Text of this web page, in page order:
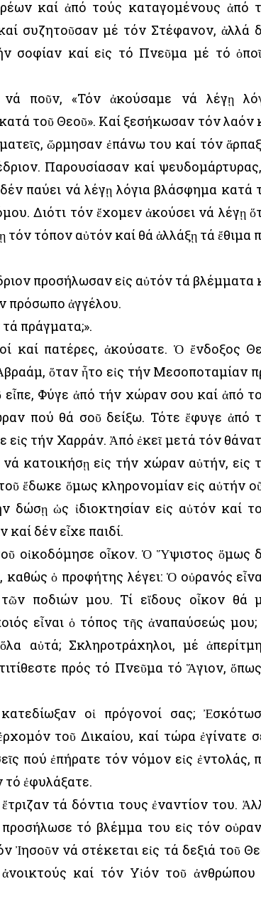
καί ἀπό τούς καταγομένους ἀπό
συζητοῦσαν μέ τόν Στέφανον, ἀλλά
σοφίαν καί εἰς τό Πνεῦμα μέ τό
ποῦν, «Τόν ἀκούσαμε νά λέγῃ
τοῦ Θεοῦ». Καί ξεσήκωσαν τόν λαόν
ὥρμησαν ἐπάνω του καί τόν
Παρουσίασαν καί
παύει νά λέγῃ λόγια βλάσφημα κατά
Διότι τόν ἔχομεν ἀκούσει νά λέγῃ
τόπον αὐτόν καί θά ἀλλάξῃ τά ἔθιμα
προσήλωσαν εἰς αὐτόν τά βλέμματα
πρόσωπο ἀγγέλου.
πράγματα;».
καί πατέρες, ἀκούσατε. Ὁ ἔνδοξος
ὅταν ἦτο εἰς τήν Μεσοποταμίαν
εἶπε, Φύγε ἀπό τήν χώραν σου καί ἀπό
πού θά σοῦ δείξω. Τότε ἔφυγε ἀπό
τήν Χαρράν. Ἀπό ἐκεῖ μετά τόν
κατοικήσῃ εἰς τήν χώραν αὐτήν, εἰς
ἔδωκε ὅμως κληρονομίαν εἰς αὐτήν
δώσῃ ὡς ἰδιοκτησίαν εἰς αὐτόν καί
δέν εἶχε παιδί.
οἰκοδόμησε οἶκον. Ὁ Ὕψιστος ὅμως
καθώς ὁ προφήτης λέγει: Ὁ οὐρανός
ποδιών μου. Τί εἴδους οἶκον θά
εἶναι ὁ τόπος τῆς ἀναπαύσεώς
αὐτά; Σκληροτράχηλοι, μέ
πρός τό Πνεῦμα τό Ἅγιον,
οἱ πρόγονοί σας;
τοῦ Δικαίου, καί τώρα ἐγίνατε
πού ἐπήρατε τόν νόμον εἰς ἐντολάς,
τό ἐφυλάξατε.
τά δόντια τους ἐναντίον του.
τό βλέμμα του εἰς τόν
Ἰησοῦν νά στέκεται εἰς τά δεξιά τοῦ
καί τόν Υἱόν τοῦ ἀνθρώπου